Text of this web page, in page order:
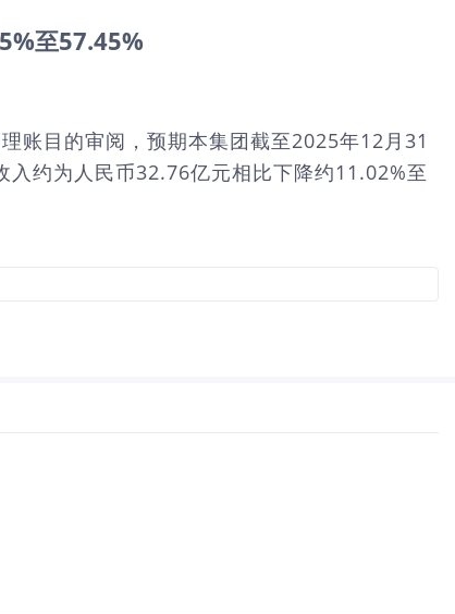
至57.45%
账目的审阅，预期本集团截至2025年12月31
约为人民币32.76亿元相比下降约11.02%至